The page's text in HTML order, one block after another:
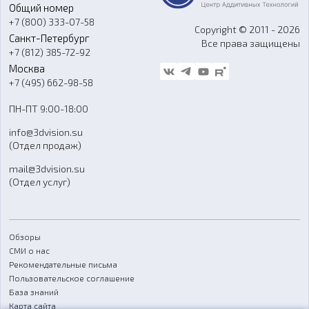
Программное обеспечение
Ремонт и услуги
О компании
Контакты
Гос. закупки
Стать дилером
Блог
FAQ
Общий номер
+7 (800) 333-07-58
Санкт-Петербург
+7 (812) 385-72-92
Москва
+7 (495) 662-98-58
ПН-ПТ 9:00-18:00
info@3dvision.su
(Отдел продаж)
mail@3dvision.su
(Отдел услуг)
Copyright © 2011 - 2026
Все права защищены
Обзоры
СМИ о нас
Рекомендательные письма
Пользовательское соглашение
База знаний
Карта сайта